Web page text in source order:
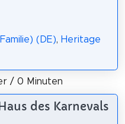
(DE), Heritage
/ 0 Minuten
des Karnevals